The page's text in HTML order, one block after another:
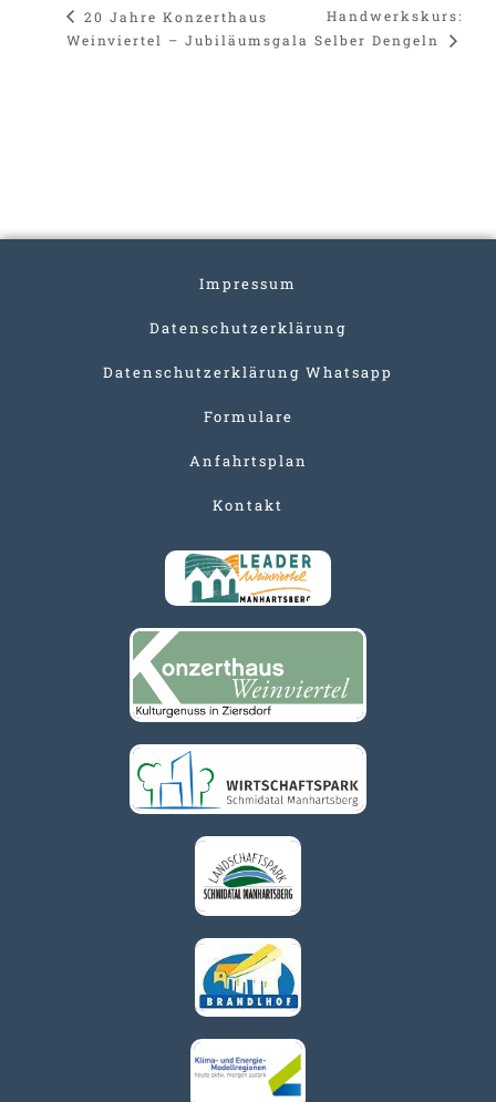
20 Jahre Konzerthaus
Weinviertel – Jubiläumsgala
Handwerkskurs:
Selber Dengeln
Impressum
Datenschutzerklärung
Datenschutzerklärung Whatsapp
Formulare
Anfahrtsplan
Kontakt